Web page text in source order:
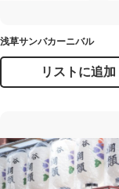
浅草サンバカーニバル
リストに追加